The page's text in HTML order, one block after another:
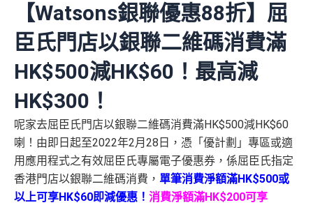
【Watsons銀聯優惠88折】屈
臣氏門店以銀聯二維碼消費滿
HK$500減HK$60！最高減
HK$300！
呢家去屈臣氏門店以銀聯二維碼消費滿HK$500減HK$60
喇！由即日起至2022年2月28日，憑「優計劃」專區或適
用應用程式之有效屈臣氏專屬電子優惠券，係屈臣氏指定
香港門店以銀聯二維碼消費， 單筆消費淨額滿HK$500或
以上可享HK$60即減優惠！ 消費淨額滿HK$200可享